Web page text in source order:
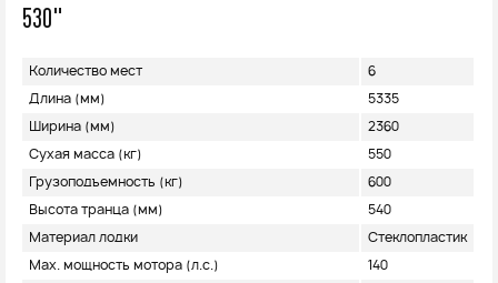
530"
Количество мест 6
Длина (мм) 5335
Ширина (мм) 2360
Сухая масса (кг) 550
Грузоподъемность (кг) 600
Высота транца (мм) 540
Материал лодки Стеклопластик
Max. мощность мотора (л.с.) 140